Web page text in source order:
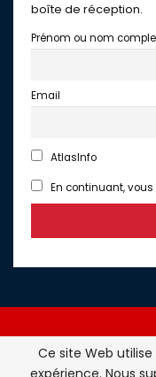
boîte de réception.
Prénom ou nom
Email
AtlasInfo
En continuant,
Ce site Web
expérience. Nous